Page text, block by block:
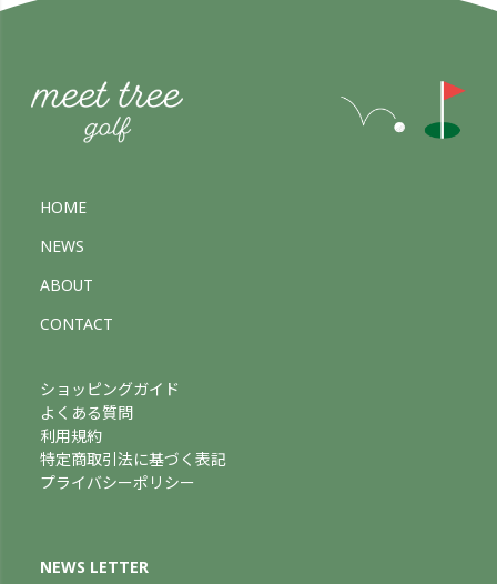
HOME
NEWS
ABOUT
CONTACT
ショッピングガイド
よくある質問
利用規約
特定商取引法に基づく表記
プライバシーポリシー
NEWS LETTER